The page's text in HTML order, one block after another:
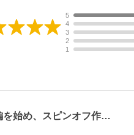
5
4
3
2
1
を始め、スピンオフ作…